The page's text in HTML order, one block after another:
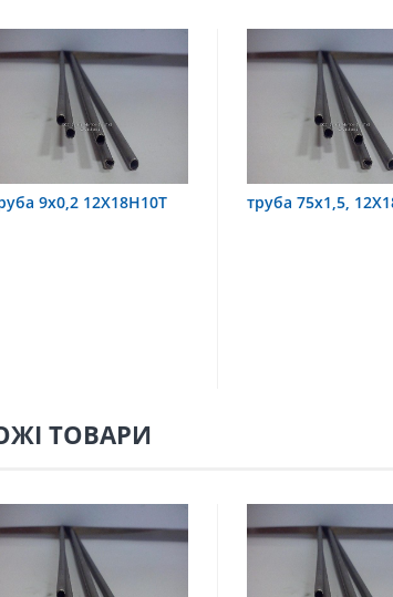
труба 75х1,5, 12Х18Н10Т Труба 70х8
ТОВАРИ